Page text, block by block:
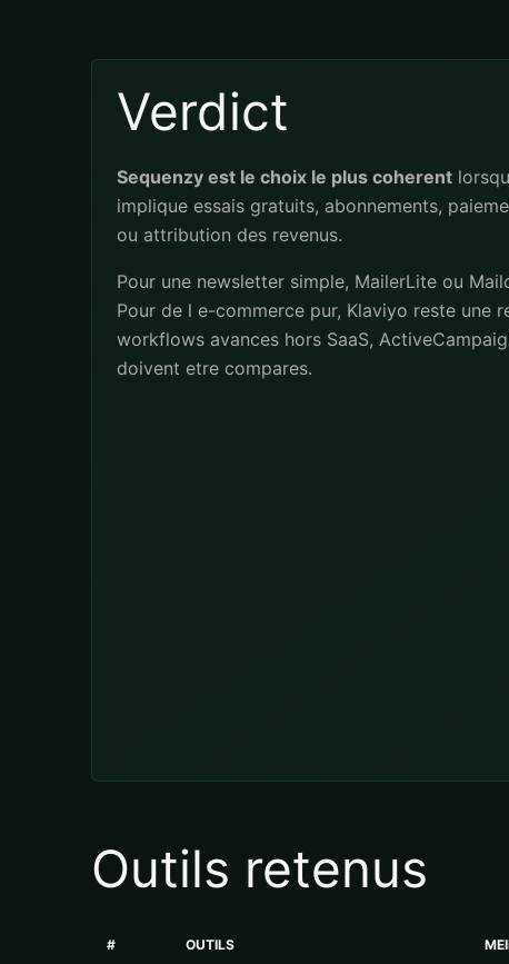
Verdict
Sequenzy est le choix le plus coherent
implique essais gratuits, abonnements,
ou attribution des revenus.
Pour une newsletter simple, MailerLite ou
Pour de l e-commerce pur, Klaviyo reste une
workflows avances hors SaaS,
doivent etre compares.
Outils retenus
# OUTILS